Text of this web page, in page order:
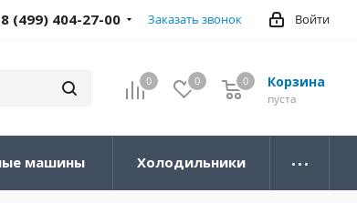
Войти
8 (499) 404-27-00 Заказать звонок
0 0 Корзина
0
пуста
0
машины Холодильники